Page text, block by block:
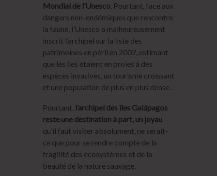
Mondial de l’Unesco. Pourtant, face aux
dangers non-endémiques que rencontre
la faune, l’Unesco a malheureusement
inscrit l’archipel sur la liste des
patrimoines en péril en 2007, estimant
que les îles étaient en proies à des
espèces invasives, un tourisme croissant
et une population de plus en plus dense.
Pourtant, l’archipel des îles Galápagos
reste une destination à part, un joyau
qu’il faut visiter absolument, ne serait-
ce que pour se rendre compte de la
fragilité des écosystèmes et de la
beauté de la nature sauvage.